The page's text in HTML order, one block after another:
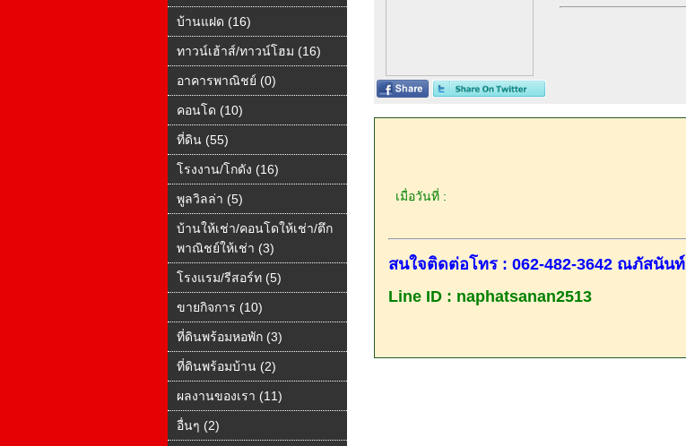
บ้านแฝด (16)
ทาวน์เฮ้าส์/ทาวน์โฮม (16)
อาคารพาณิชย์ (0)
คอนโด (10)
ที่ดิน (55)
โรงงาน/โกดัง (16)
พูลวิลล่า (5)
บ้านให้เช่า/คอนโดให้เช่า/ตึก
พาณิชย์ให้เช่า (3)
โรงแรม/รีสอร์ท (5)
ขายกิจการ (10)
ที่ดินพร้อมหอพัก (3)
ที่ดินพร้อมบ้าน (2)
ผลงานของเรา (11)
อื่นๆ (2)
เมื่อวันที่ :
สนใจติดต่อโทร : 062-482-3642 ณภัสนันท์
Line ID : naphatsanan2513